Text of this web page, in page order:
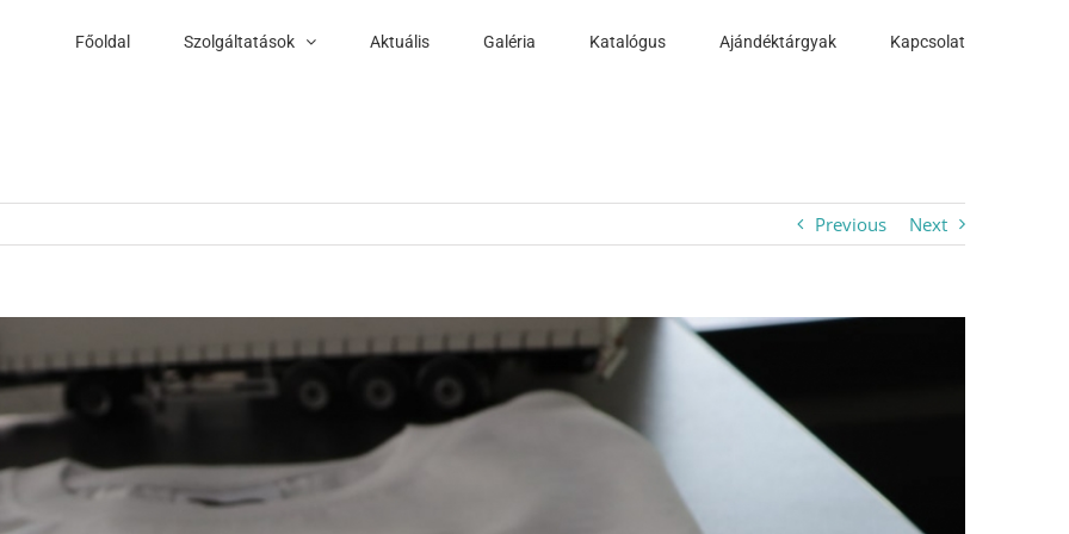
Főoldal Szolgáltatások Aktuális Galéria Katalógus Ajándéktárgyak Kapcsolat
Previous Next